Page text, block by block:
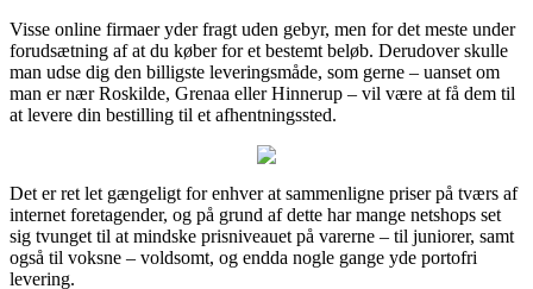
Visse online firmaer yder fragt uden gebyr, men for det meste under
forudsætning af at du køber for et bestemt beløb. Derudover skulle
man udse dig den billigste leveringsmåde, som gerne – uanset om
man er nær Roskilde, Grenaa eller Hinnerup – vil være at få dem til
at levere din bestilling til et afhentningssted.
Det er ret let gængeligt for enhver at sammenligne priser på tværs af
internet foretagender, og på grund af dette har mange netshops set
sig tvunget til at mindske prisniveauet på varerne – til juniorer, samt
også til voksne – voldsomt, og endda nogle gange yde portofri
levering.